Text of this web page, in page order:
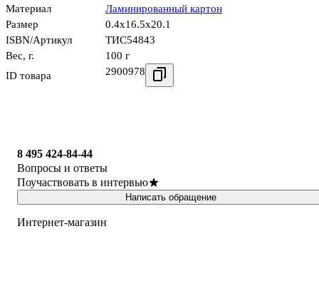
Материал
Ламинированный картон
Размер
0.4x16.5x20.1
ISBN/Артикул
ТИС54843
Вес, г.
100 г
ID товара
2900978
8 495 424-84-44
Вопросы и ответы
Поучаствовать в интервью
Написать обращение
Интернет-магазин